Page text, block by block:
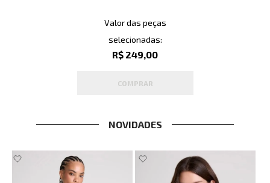
Valor das peças
selecionadas:
R$ 249,00
COMPRAR
NOVIDADES